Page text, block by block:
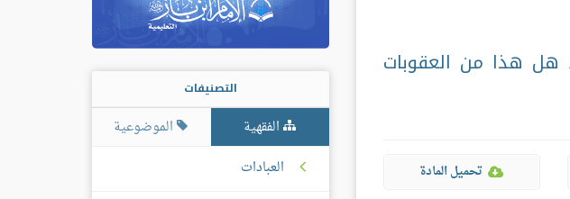
هل هذا من العقوبات
تحميل المادة
التصنيفات
الفقهية
الموضوعية
العبادات